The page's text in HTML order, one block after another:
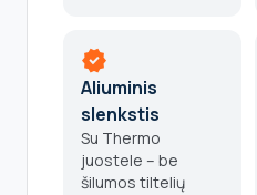
verified
Aliuminis
slenkstis
Su Thermo
juostele – be
šilumos tiltelių